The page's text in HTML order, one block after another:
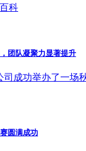
科
团队凝聚力显著提升
成功举办了一场
圆满成功